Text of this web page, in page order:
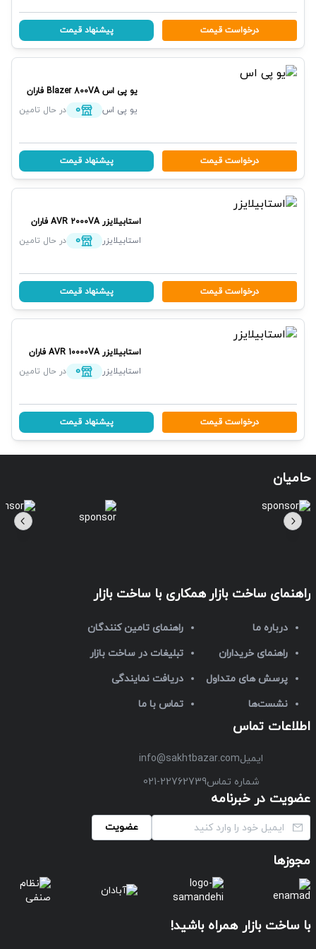
درخواست قیمت پیشنهاد قیمت
یو پی اس Blazer 800VA فاران
یو پی اس
0 در حال تامین
درخواست قیمت پیشنهاد قیمت
استابیلایزر AVR 2000VA فاران
استابیلایزر
0 در حال تامین
درخواست قیمت پیشنهاد قیمت
استابیلایزر AVR 10000VA فاران
استابیلایزر
0 در حال تامین
درخواست قیمت پیشنهاد قیمت
حامیان
راهنمای ساخت بازار
درباره ما
راهنمای خریداران
پرسش های متداول
نشست‌ها
همکاری با ساخت بازار
راهنمای تامین کنندگان
تبلیغات در ساخت بازار
دریافت نمایندگی
تماس با ما
اطلاعات تماس
ایمیلinfo@sakhtbazar.com
شماره تماس021-22762739
عضویت در خبرنامه
عضویت
مجوزها
با ساخت بازار همراه باشید!